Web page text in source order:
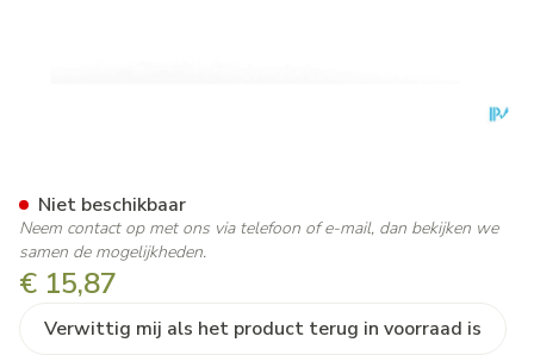
€ 15,87
Verwittig mij als het product terug in voorraad is
Niet beschikbaar
Neem contact op met ons via telefoon of e-mail, dan bekijken we
samen de mogelijkheden.